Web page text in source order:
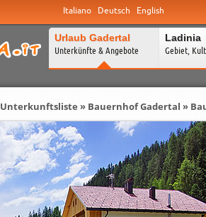
Italiano Deutsch English
Urlaub Gadertal
Unterkünfte & Angebote
Ladinia
Gebiet,
Unterkunftsliste» Bauernhof Gadertal »